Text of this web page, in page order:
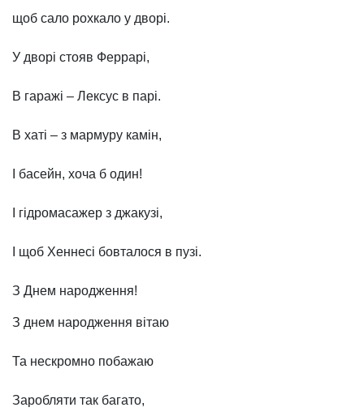
щоб сало рохкало у дворі.
У дворі стояв Феррарі,
В гаражі – Лексус в парі.
В хаті – з мармуру камін,
І басейн, хоча б один!
І гідромасажер з джакузі,
І щоб Хеннесі бовталося в пузі.
З Днем народження!
З днем народження вітаю
Та нескромно побажаю
Заробляти так багато,